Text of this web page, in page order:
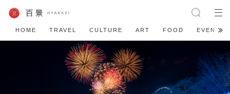
HOME TRAVEL CULTURE ART FOOD EVENT